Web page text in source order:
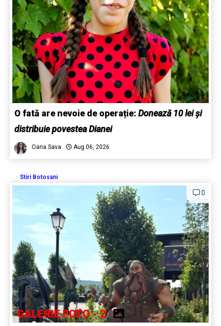
O fată are nevoie de operație: Donează 10 lei și
distribuie povestea Dianei
Oana Sava Aug 06, 2026
Stiri Botosani
0
GALERIE FOTO - 2